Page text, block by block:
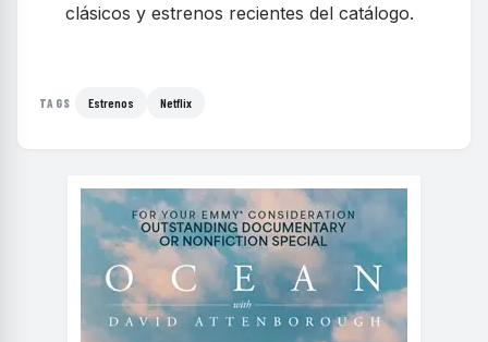
clásicos y estrenos recientes del catálogo.
TAGS Estrenos Netflix